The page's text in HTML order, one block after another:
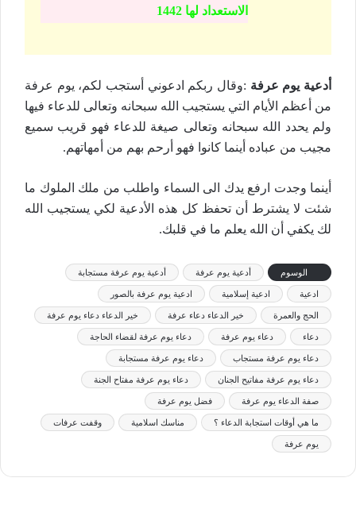
الاستعداد لها 1442
أدعية يوم عرفة :وقال ربكم ادعوني أستجب لكم، يوم عرفة
من أعظم الأيام التي يستجيب الله سبحانه وتعالى للدعاء فيها
ولم يحدد الله سبحانه وتعالى صيغة للدعاء فهو قريب سميع
مجيب من عباده أينما كانوا فهو أرحم بهم من أمهاتهم.
أينما وجدت ارفع يدك الى السماء واطلب من ملك الملوك ما
شئت لا يشترط أن تحفظ كل هذه الأدعية لكي يستجيب الله
لك يكفي أن الله يعلم ما في قلبك.
الوسوم أدعية يوم عرفة أدعية يوم عرفة مستجابة
ادعية ادعية إسلامية ادعية يوم عرفة بالصور
الحج والعمرة خير الدعاء دعاء عرفة خير الدعاء دعاء يوم عرفة
دعاء دعاء يوم عرفة دعاء يوم عرفة لقضاء الحاجة
دعاء يوم عرفة مستجاب دعاء يوم عرفة مستجابة
دعاء يوم عرفة مفاتيح الجنان دعاء يوم عرفة مفتاح الجنة
صفة الدعاء يوم عرفة فضل يوم عرفة
ما هي أوقات استجابة الدعاء ؟ مناسك اسلامية وقفت عرفات
يوم عرفة